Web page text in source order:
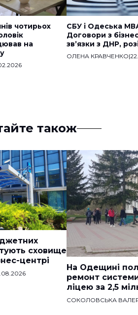
чотирьох
на
СБУ і Одеська
Договори з
звʼязки з ДНР,
ОЛЕНА КРАВЧЕНКО|
також
сховище
центрі
На Одещині
ремонт
ліцею за 2,5
СОКОЛОВСЬКА